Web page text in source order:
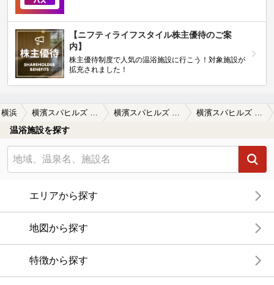
【ニフティライフスタイル株主優待のご案
内】
株主優待制度で人気の温浴施設に行こう！対象施設が
拡充されました！
横浜 横濱スパヒルズ 竜泉寺の湯 横濱スパヒルズ 竜泉寺の湯の口コミ一覧 横濱スパヒルズ 竜泉寺の湯の口コミ 一人でも安心して楽します。
温浴施設を探す
エリアから探す
地図から探す
特徴から探す